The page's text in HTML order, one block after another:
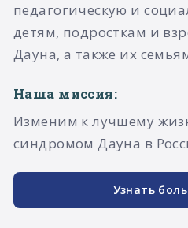
педагогическую и
детям, подросткам и
Дауна, а также их
Наша миссия:
Изменим к лучшему
синдромом Дауна в
Узнать